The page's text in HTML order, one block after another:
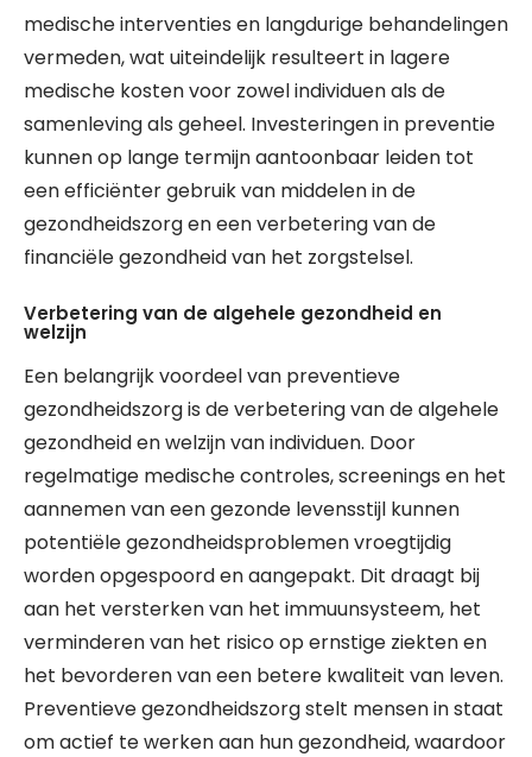
medische interventies en langdurige behandelingen
vermeden, wat uiteindelijk resulteert in lagere
medische kosten voor zowel individuen als de
samenleving als geheel. Investeringen in preventie
kunnen op lange termijn aantoonbaar leiden tot
een efficiënter gebruik van middelen in de
gezondheidszorg en een verbetering van de
financiële gezondheid van het zorgstelsel.
Verbetering van de algehele gezondheid en
welzijn
Een belangrijk voordeel van preventieve
gezondheidszorg is de verbetering van de algehele
gezondheid en welzijn van individuen. Door
regelmatige medische controles, screenings en het
aannemen van een gezonde levensstijl kunnen
potentiële gezondheidsproblemen vroegtijdig
worden opgespoord en aangepakt. Dit draagt bij
aan het versterken van het immuunsysteem, het
verminderen van het risico op ernstige ziekten en
het bevorderen van een betere kwaliteit van leven.
Preventieve gezondheidszorg stelt mensen in staat
om actief te werken aan hun gezondheid, waardoor